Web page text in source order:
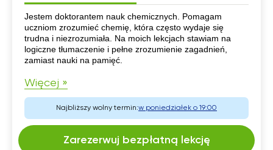
CV
Jestem doktorantem nauk chemicznych. Pomagam
uczniom zrozumieć chemię, która często wydaje się
trudna i niezrozumiała. Na moich lekcjach stawiam na
logiczne tłumaczenie i pełne zrozumienie zagadnień,
zamiast nauki na pamięć.
Więcej »
Najbliższy wolny termin:w poniedziałek o 19:00
Zarezerwuj bezpłatną lekcję